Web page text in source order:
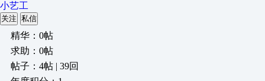
小艺工
关注 私信
精华：0帖
求助：0帖
帖子：4帖 | 39回